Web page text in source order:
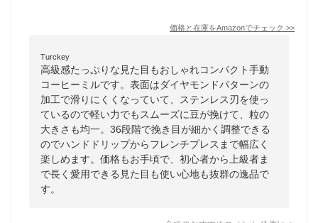
価格と在庫をAmazonでチェック >>
Turckey
高級感たっぷりな見た目もおしゃれコンパクト手動
コーヒーミルです。表面はダイヤモンドパターンの
加工で滑りにくくなっていて、ステンレス刃を使っ
ているので軽い力でもスムーズに豆が挽けて、粒の
大きさも均一。36段階で挽き目が細かく調整できる
のでハンドドリップからフレンチプレスまで幅広く
楽しめます。価格もお手頃で、初心者から上級者ま
で長く愛用できる見た目も使い心地も抜群の逸品で
す。